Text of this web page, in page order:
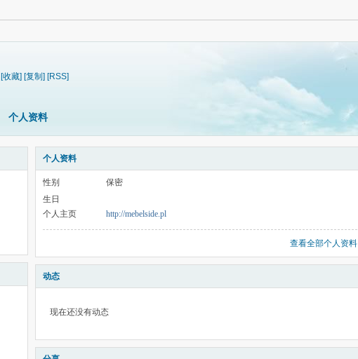
[收藏] [复制] [RSS]
个人资料
个人资料
性别
保密
生日
个人主页
http://mebelside.pl
查看全部个人资料
动态
现在还没有动态